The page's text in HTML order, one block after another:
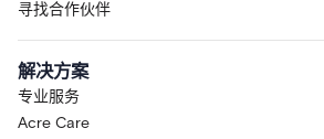
寻找合作伙伴
解决方案
专业服务
Acre Care